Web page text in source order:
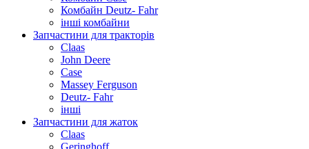
Комбайн Deutz- Fahr
інші комбайни
Запчастини для тракторів
Claas
John Deere
Case
Massey Ferguson
Deutz- Fahr
інші
Запчастини для жаток
Claas
Geringhoff